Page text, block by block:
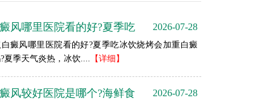
风哪里医院看的好?夏季吃 2026-07-28
风哪里医院看的好?夏季吃冰饮烧烤会加重白癜
夏季天气炎热，冰饮.... 【详细】
风较好医院是哪个?海鲜食 2026-07-28